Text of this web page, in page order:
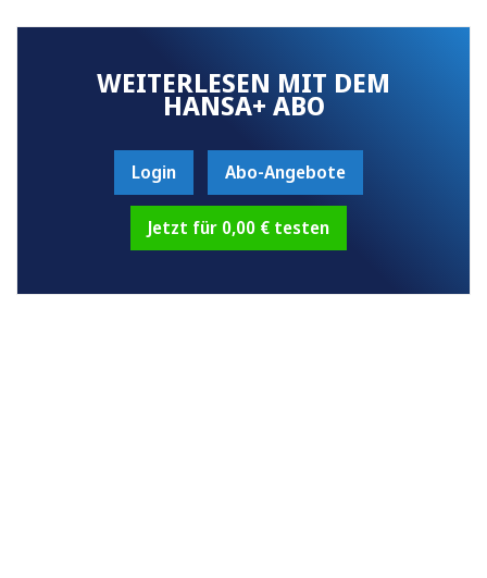
WEITERLESEN MIT DEM
HANSA+ ABO
Login Abo-Angebote
Jetzt für 0,00 € testen